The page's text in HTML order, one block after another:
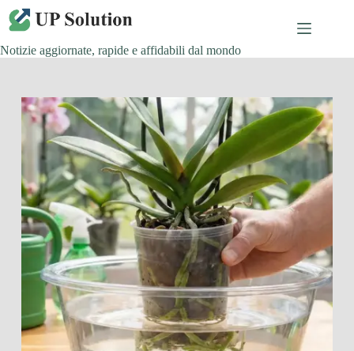
Salta
contenuto
Notizie aggiornate, rapide e affidabili dal mondo